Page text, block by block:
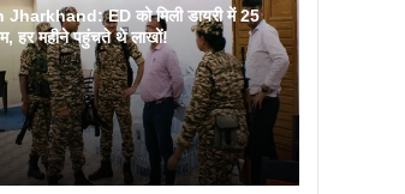
ED को मिली डायरी में 25
हर महीने पहुंचते थे लाखों!